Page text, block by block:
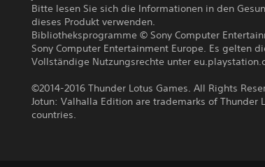
Bitte lesen Sie sich die Informationen in den
dieses Produkt verwenden.
Bibliotheksprogramme © Sony Computer
Sony Computer Entertainment Europe. Es gelten
Vollständige Nutzungsrechte unter
©2014-2016 Thunder Lotus Games. All Rights
Jotun: Valhalla Edition are trademarks of Thunder
countries.